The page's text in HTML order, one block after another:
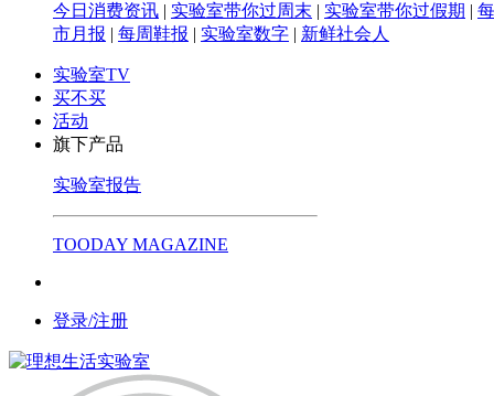
今日消费资讯 | 实验室带你过周末 | 实验室带你过假期 |
市月报 | 每周鞋报 | 实验室数字 | 新鲜社会人
实验室TV
买不买
活动
旗下产品
实验室报告
TOODAY MAGAZINE
登录/注册